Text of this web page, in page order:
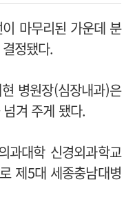
마무리된 가운데 분
정됐다.
병원장(심장내과)은
겨 주게 됐다.
과대학 신경외과학교
제5대 세종충남대병